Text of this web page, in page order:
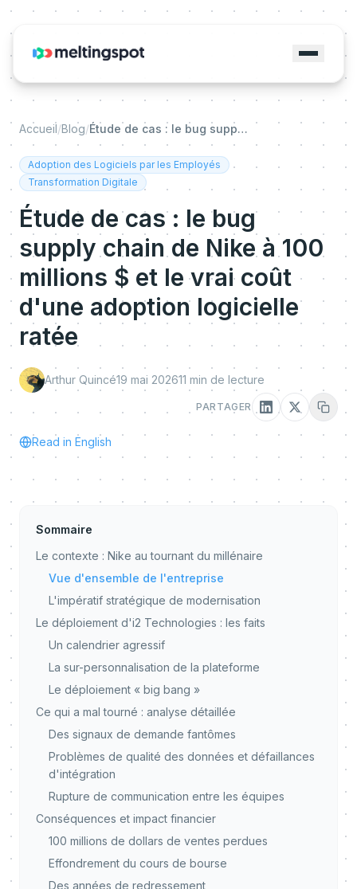
Accueil/Blog/ Étude de cas : le bug supply chain de Nike à 100 millions $ et le vrai coût d'une adoption logicielle ratée
Adoption des Logiciels par les Employés
Transformation Digitale
Étude de cas : le bug
supply chain de Nike à 100
millions $ et le vrai coût
d'une adoption logicielle
ratée
Arthur Quincé19 mai 202611 min de lecture
PARTAGER
Read in English
Sommaire
Le contexte : Nike au tournant du millénaire
Vue d'ensemble de l'entreprise
L'impératif stratégique de modernisation
Le déploiement d'i2 Technologies : les faits
Un calendrier agressif
La sur-personnalisation de la plateforme
Le déploiement « big bang »
Ce qui a mal tourné : analyse détaillée
Des signaux de demande fantômes
Problèmes de qualité des données et défaillances
d'intégration
Rupture de communication entre les équipes
Conséquences et impact financier
100 millions de dollars de ventes perdues
Effondrement du cours de bourse
Des années de redressement